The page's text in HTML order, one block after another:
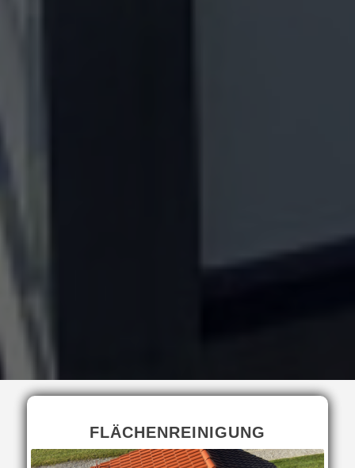
FLÄCHENREINIGUNG